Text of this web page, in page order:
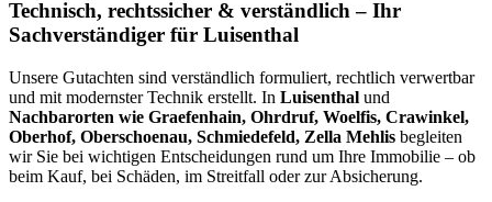
Technisch, rechtssicher & verständlich – Ihr
Sachverständiger für Luisenthal
Unsere Gutachten sind verständlich formuliert, rechtlich verwertbar
und mit modernster Technik erstellt. In Luisenthal und
Nachbarorten wie Graefenhain, Ohrdruf, Woelfis, Crawinkel,
Oberhof, Oberschoenau, Schmiedefeld, Zella Mehlis begleiten
wir Sie bei wichtigen Entscheidungen rund um Ihre Immobilie – ob
beim Kauf, bei Schäden, im Streitfall oder zur Absicherung.